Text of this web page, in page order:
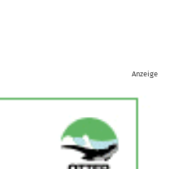
Anzeige